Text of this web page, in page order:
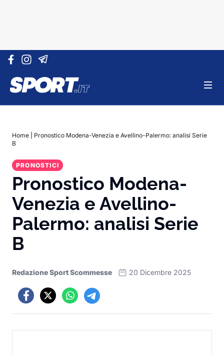
Vai al contenuto
Home
Pronostico Modena-Venezia e Avellino-Palermo: analisi Serie
B
PRONOSTICI
Pronostico Modena-
Venezia e Avellino-
Palermo: analisi Serie
B
Redazione Sport Scommesse 20 Dicembre 2025